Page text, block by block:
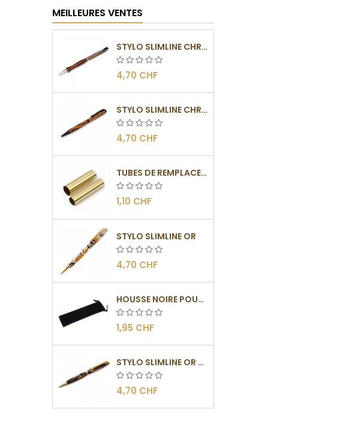
MEILLEURES VENTES
STYLO SLIMLINE CHROMÉ
4,70 CHF
STYLO SLIMLINE CHROMÉ NOIR
4,70 CHF
TUBES DE REMPLACEMENT POUR MÉCANISME SLIMLINE
1,10 CHF
STYLO SLIMLINE OR
4,70 CHF
HOUSSE NOIRE POUR STYLO
1,95 CHF
STYLO SLIMLINE OR - BARRETTE PLATE
4,70 CHF